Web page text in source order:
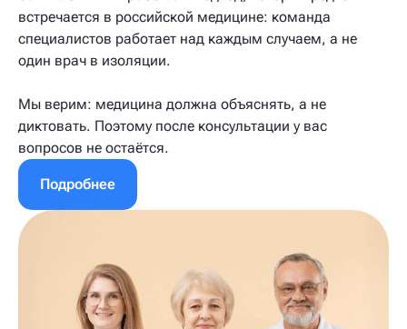
встречается в российской медицине: команда
специалистов работает над каждым случаем, а не
один врач в изоляции.
Мы верим: медицина должна объяснять, а не
диктовать. Поэтому после консультации у вас
вопросов не остаётся.
Подробнее